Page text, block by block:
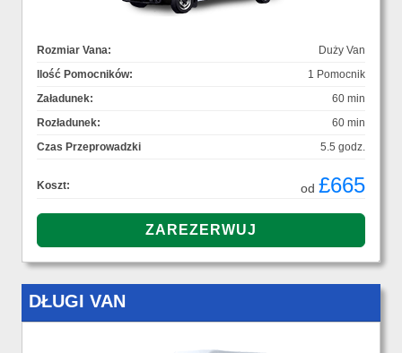
Rozmiar Vana:
Duży Van
Ilość Pomocników:
1 Pomocnik
Załadunek:
60 min
Rozładunek:
60 min
Czas Przeprowadzki
5.5 godz.
Koszt: od £665
DŁUGI VAN